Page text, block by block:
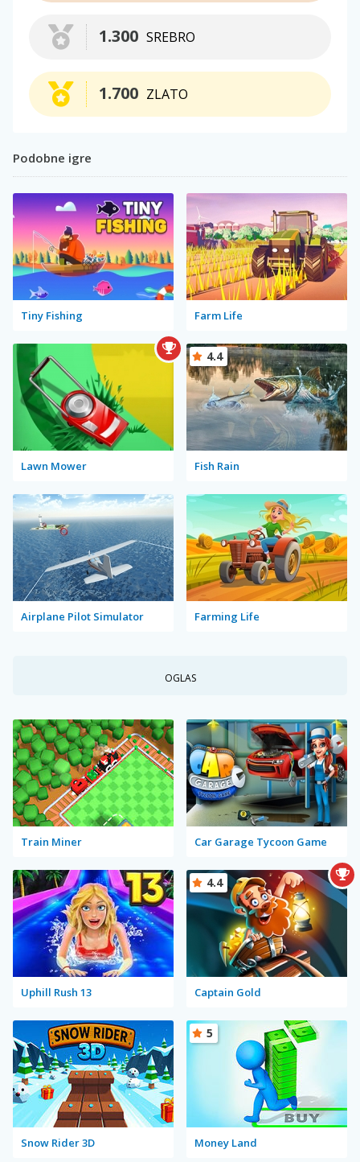
SREBRO
1.300
ZLATO
1.700
Podobne igre
Tiny Fishing Farm Life
Lawn Mower Fish Rain
4.4
Airplane Pilot Simulator Farming Life
OGLAS
Train Miner Car Garage Tycoon Game
Uphill Rush 13 Captain Gold
4.4
Snow Rider 3D Money Land
5